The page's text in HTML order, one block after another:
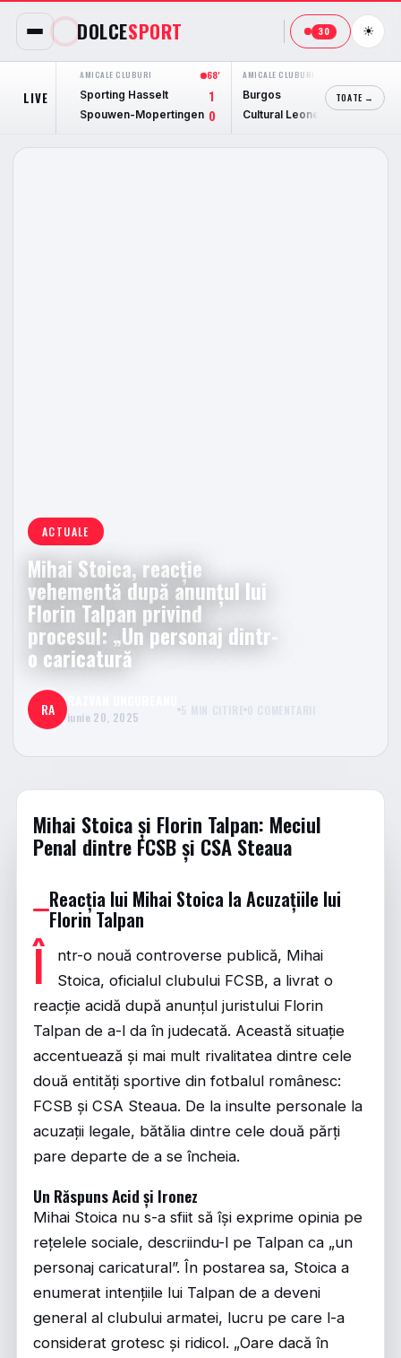
DOLCESPORT 30 ☀
LIVE
AMICALE CLUBURI
68'
Sporting Hasselt
1
Spouwen-Mopertingen 0
AMICALE CLUBURI
Burgos
0
Cultural Leonesa
TOATE →
ACTUALE
Mihai Stoica, reacție
vehementă după anunțul lui
Florin Talpan privind
procesul: „Un personaj dintr-
o caricatură
RA iunie 20, 2025 5 MIN CITIRE 0 COMENTARII
Mihai Stoica și Florin Talpan: Meciul
Penal dintre FCSB și CSA Steaua
Reacția lui Mihai Stoica la Acuzațiile lui
Florin Talpan
Î
ntr-o nouă controverse publică, Mihai
Stoica, oficialul clubului FCSB, a livrat o
reacție acidă după anunțul juristului Florin
Talpan de a-l da în judecată. Această situație
accentuează și mai mult rivalitatea dintre cele
două entități sportive din fotbalul românesc:
FCSB și CSA Steaua. De la insulte personale la
acuzații legale, bătălia dintre cele două părți
pare departe de a se încheia.
Un Răspuns Acid și Ironez
Mihai Stoica nu s-a sfiit să își exprime opinia pe
rețelele sociale, descriindu-l pe Talpan ca „un
personaj caricatural”. În postarea sa, Stoica a
enumerat intențiile lui Talpan de a deveni
general al clubului armatei, lucru pe care l-a
considerat grotesc și ridicol. „Oare dacă în